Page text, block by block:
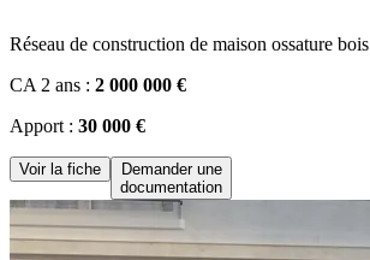
Réseau de construction de maison ossature bois
CA 2 ans : 2 000 000 €
Apport : 30 000 €
Voir la fiche
Demander une
documentation